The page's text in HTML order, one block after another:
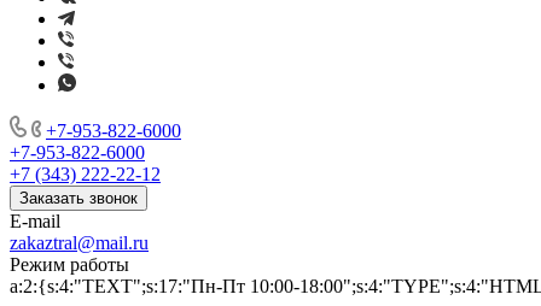
+7-953-822-6000
+7-953-822-6000
+7 (343) 222-22-12
Заказать звонок
E-mail
zakaztral@mail.ru
Режим работы
a:2:{s:4:"TEXT";s:17:"Пн-Пт 10:00-